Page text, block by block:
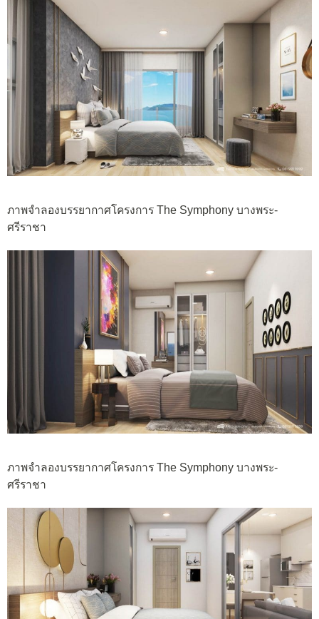
ภาพจำลองบรรยากาศโครงการ The Symphony บางพระ-
ศรีราชา
ภาพจำลองบรรยากาศโครงการ The Symphony บางพระ-
ศรีราชา